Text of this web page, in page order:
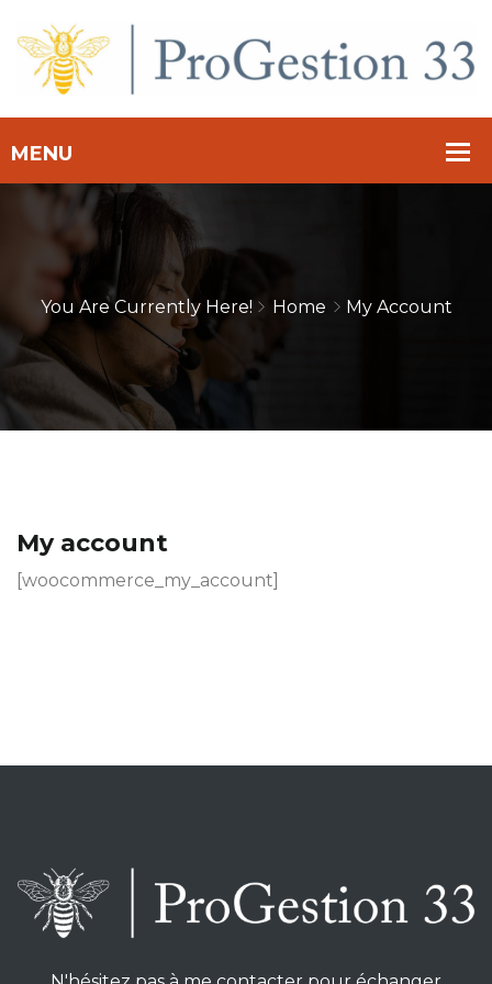
You Are Currently Here! Home My Account
My account
[woocommerce_my_account]